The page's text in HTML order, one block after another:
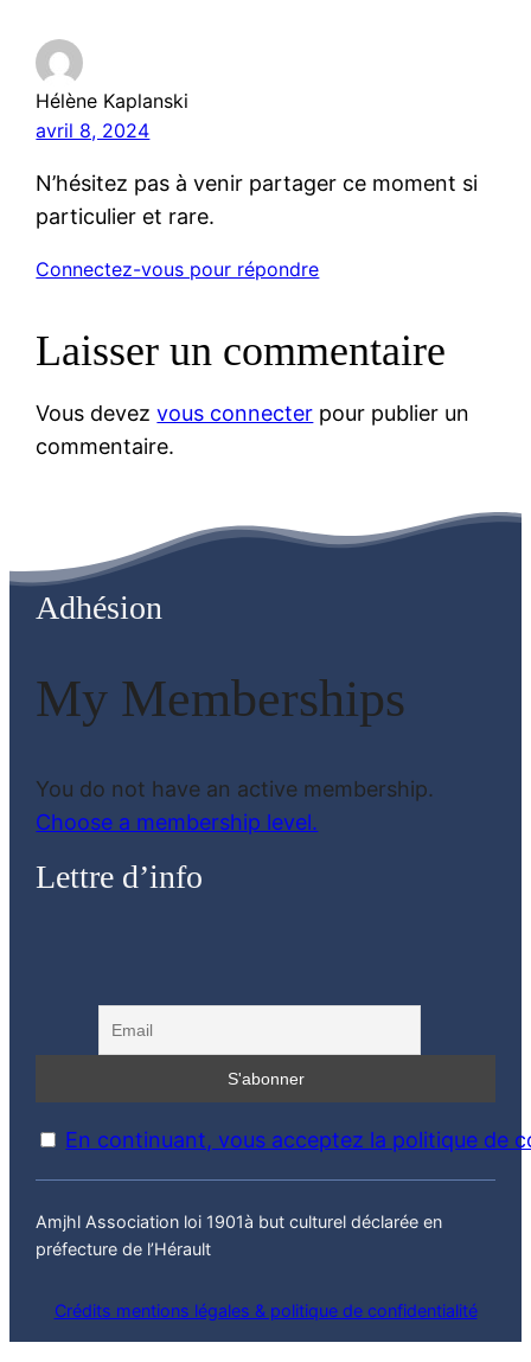
Hélène Kaplanski
avril 8, 2024
N’hésitez pas à venir partager ce moment si
particulier et rare.
Connectez-vous pour répondre
Laisser un commentaire
Vous devezvous connecter pour publier un
commentaire.
Adhésion
My Memberships
You do not have an active membership.
Choose a membership level.
Lettre d’info
En continuant, vous acceptez la politique de
Amjhl Association loi 1901à but culturel déclarée en
préfecture de l’Hérault
Crédits mentions légales & politique de confidentialité